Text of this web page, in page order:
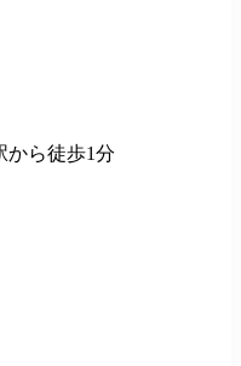
から徒歩1分